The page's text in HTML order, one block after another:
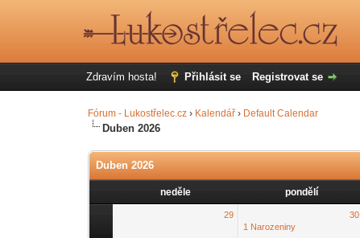
Zdravím hosta! Přihlásit se Registrovat se
Fórum - Lukostřelec.cz › Kalendář › Default Calendar
Duben 2026
Duben 2026
neděle pondělí
29
30
1 Narozeniny